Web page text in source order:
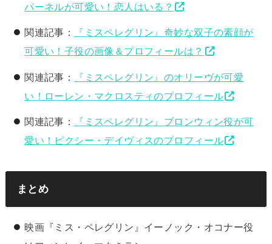
パーネルが可愛い！恋人はいる？
関連記事：
『ミスペレグリン』奇妙な双子の素顔が
可愛い！子役の画像＆プロフィールは？
関連記事：
『ミスペレグリン』のオリーヴが可愛
い！ローレン・マクロスティのプロフィール
関連記事：
『ミスペレグリン』ブロンウィン役が可
愛い！ピクシー・デイヴィスのプロフィール
まとめ
映画『ミス・ペレグリン』イーノック・オコナー役